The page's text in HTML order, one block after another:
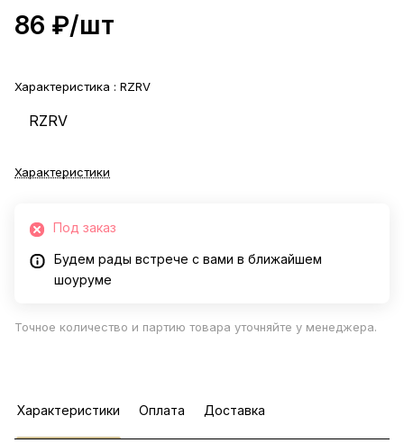
86 ₽/шт
Характеристика : RZRV
RZRV
Характеристики
Под заказ
Будем рады встрече с вами в ближайшем
шоуруме
Точное количество и партию товара уточняйте у менеджера.
Характеристики Оплата Доставка